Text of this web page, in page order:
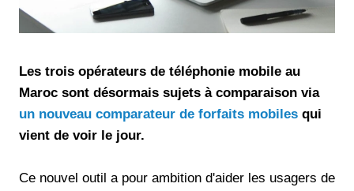
Les trois opérateurs de téléphonie mobile au
Maroc sont désormais sujets à comparaison via
un nouveau comparateur de forfaits mobiles qui
vient de voir le jour.
Ce nouvel outil a pour ambition d'aider les usagers de